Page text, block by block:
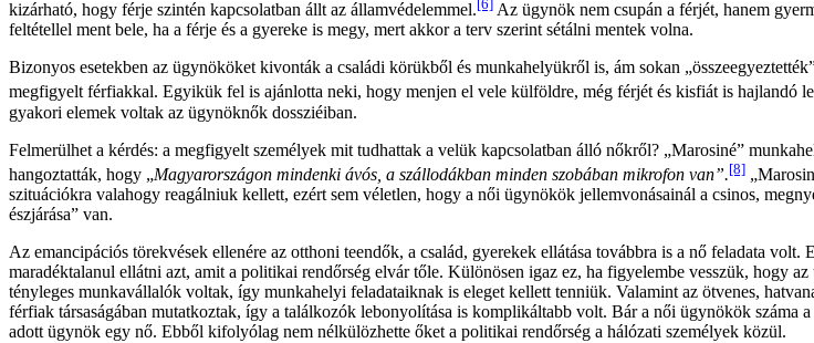
kizárható, hogy férje szintén kapcsolatban állt az államvédelemmel.[6] Az ügynök nem csupán a férjét, hanem
feltétellel ment bele, ha a férje és a gyereke is megy, mert akkor a terv szerint sétálni mentek volna.
Bizonyos esetekben az ügynököket kivonták a családi körükből és munkahelyükről is, ám sokan
megfigyelt férfiakkal. Egyikük fel is ajánlotta neki, hogy menjen el vele külföldre, még férjét és kisfiát is hajlandó
gyakori elemek voltak az ügynöknők dossziéiban.
Felmerülhet a kérdés: a megfigyelt személyek mit tudhattak a velük kapcsolatban álló nőkről? „Marosiné”
hangoztatták, hogy „Magyarországon mindenki ávós, a szállodákban minden szobában mikrofon van”.[8]
szituációkra valahogy reagálniuk kellett, ezért sem véletlen, hogy a női ügynökök jellemvonásainál a csinos,
észjárása” van.
Az emancipációs törekvések ellenére az otthoni teendők, a család, gyerekek ellátása továbbra is a nő feladata
maradéktalanul ellátni azt, amit a politikai rendőrség elvár tőle. Különösen igaz ez, ha figyelembe vesszük, hogy
tényleges munkavállalók voltak, így munkahelyi feladataiknak is eleget kellett tenniük. Valamint az ötvenes,
férfiak társaságában mutatkoztak, így a találkozók lebonyolítása is komplikáltabb volt. Bár a női ügynökök száma
adott ügynök egy nő. Ebből kifolyólag nem nélkülözhette őket a politikai rendőrség a hálózati személyek közül.